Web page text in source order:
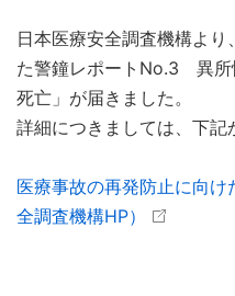
日本医療安全調査機構よ
た警鐘レポートNo.3 異所
死亡」が届きました。
詳細につきましては、下記
医療事故の再発防止に向
全調査機構HP）